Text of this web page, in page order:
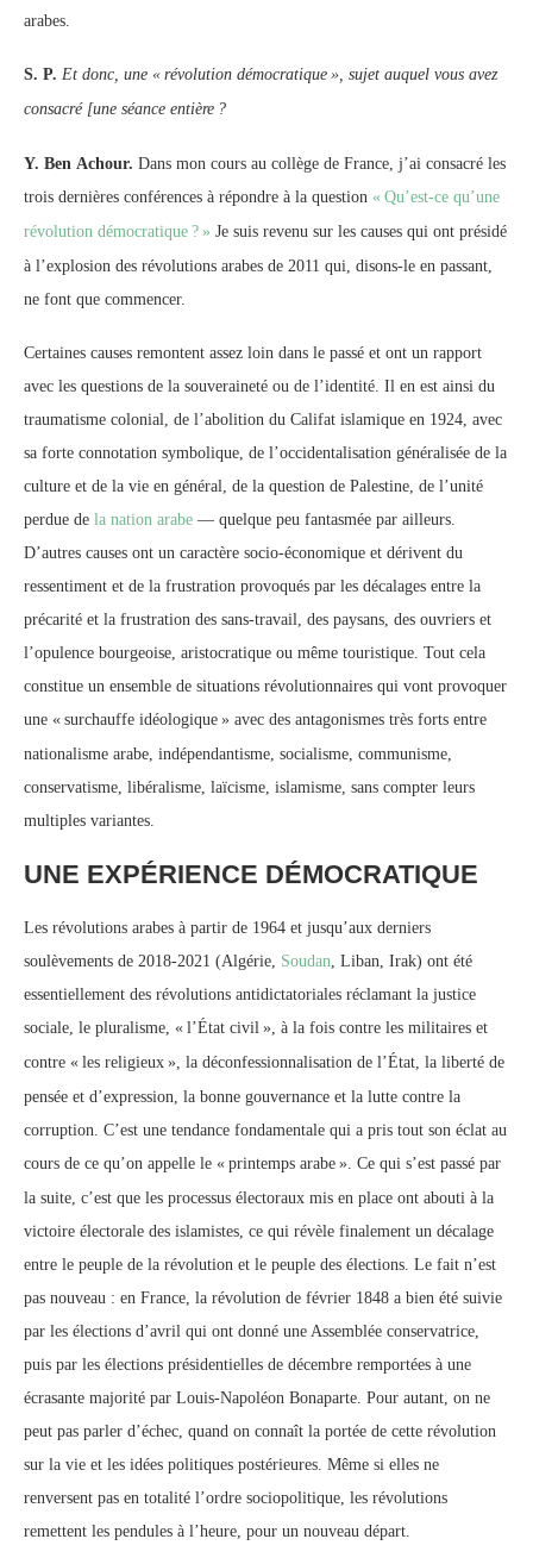
arabes.
S. P. Et donc, une « révolution démocratique », sujet auquel vous avez
consacré [une séance entière ?
Y. Ben Achour. Dans mon cours au collège de France, j’ai consacré les
trois dernières conférences à répondre à la question « Qu’est-ce qu’une
révolution démocratique ? » Je suis revenu sur les causes qui ont présidé
à l’explosion des révolutions arabes de 2011 qui, disons-le en passant,
ne font que commencer.
Certaines causes remontent assez loin dans le passé et ont un rapport
avec les questions de la souveraineté ou de l’identité. Il en est ainsi du
traumatisme colonial, de l’abolition du Califat islamique en 1924, avec
sa forte connotation symbolique, de l’occidentalisation généralisée de la
culture et de la vie en général, de la question de Palestine, de l’unité
perdue de la nation arabe — quelque peu fantasmée par ailleurs.
D’autres causes ont un caractère socio-économique et dérivent du
ressentiment et de la frustration provoqués par les décalages entre la
précarité et la frustration des sans-travail, des paysans, des ouvriers et
l’opulence bourgeoise, aristocratique ou même touristique. Tout cela
constitue un ensemble de situations révolutionnaires qui vont provoquer
une « surchauffe idéologique » avec des antagonismes très forts entre
nationalisme arabe, indépendantisme, socialisme, communisme,
conservatisme, libéralisme, laïcisme, islamisme, sans compter leurs
multiples variantes.
UNE EXPÉRIENCE DÉMOCRATIQUE
Les révolutions arabes à partir de 1964 et jusqu’aux derniers
soulèvements de 2018-2021 (Algérie, Soudan, Liban, Irak) ont été
essentiellement des révolutions antidictatoriales réclamant la justice
sociale, le pluralisme, « l’État civil », à la fois contre les militaires et
contre « les religieux », la déconfessionnalisation de l’État, la liberté de
pensée et d’expression, la bonne gouvernance et la lutte contre la
corruption. C’est une tendance fondamentale qui a pris tout son éclat au
cours de ce qu’on appelle le « printemps arabe ». Ce qui s’est passé par
la suite, c’est que les processus électoraux mis en place ont abouti à la
victoire électorale des islamistes, ce qui révèle finalement un décalage
entre le peuple de la révolution et le peuple des élections. Le fait n’est
pas nouveau : en France, la révolution de février 1848 a bien été suivie
par les élections d’avril qui ont donné une Assemblée conservatrice,
puis par les élections présidentielles de décembre remportées à une
écrasante majorité par Louis-Napoléon Bonaparte. Pour autant, on ne
peut pas parler d’échec, quand on connaît la portée de cette révolution
sur la vie et les idées politiques postérieures. Même si elles ne
renversent pas en totalité l’ordre sociopolitique, les révolutions
remettent les pendules à l’heure, pour un nouveau départ.